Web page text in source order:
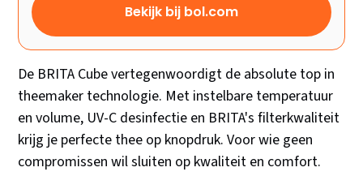
Bekijk bij bol.com
De BRITA Cube vertegenwoordigt de absolute top in
theemaker technologie. Met instelbare temperatuur
en volume, UV-C desinfectie en BRITA's filterkwaliteit
krijg je perfecte thee op knopdruk. Voor wie geen
compromissen wil sluiten op kwaliteit en comfort.